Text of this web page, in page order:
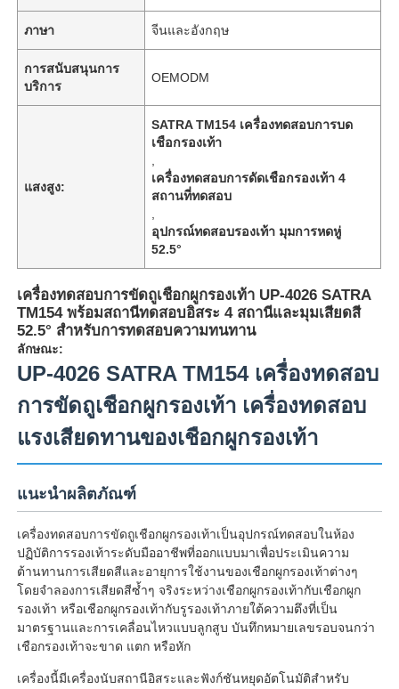
บ้าน
ผลิตภัณฑ์
เกี่ยวกับเรา
ภาษา จีนและอังกฤษ
การสนับสนุนการ
บริการ
OEMODM
แสงสูง:
SATRA TM154 เครื่องทดสอบการบด
เชือกรองเท้า
เครื่องทดสอบการดัดเชือกรองเท้า 4
สถานที่ทดสอบ
อุปกรณ์ทดสอบรองเท้า มุมการหดหู่
52.5°
เครื่องทดสอบการขัดถูเชือกผูกรองเท้า UP-4026 SATRA
TM154 พร้อมสถานีทดสอบอิสระ 4 สถานีและมุมเสียดสี
52.5° สำหรับการทดสอบความทนทาน
ลักษณะ:
UP-4026 SATRA TM154 เครื่องทดสอบ
การขัดถูเชือกผูกรองเท้า เครื่องทดสอบ
แรงเสียดทานของเชือกผูกรองเท้า
แนะนำผลิตภัณฑ์
เครื่องทดสอบการขัดถูเชือกผูกรองเท้าเป็นอุปกรณ์ทดสอบในห้อง
ปฏิบัติการรองเท้าระดับมืออาชีพที่ออกแบบมาเพื่อประเมินความ
ต้านทานการเสียดสีและอายุการใช้งานของเชือกผูกรองเท้าต่างๆ
โดยจำลองการเสียดสีซ้ำๆ จริงระหว่างเชือกผูกรองเท้ากับเชือกผูก
รองเท้า หรือเชือกผูกรองเท้ากับรูรองเท้าภายใต้ความตึงที่เป็น
มาตรฐานและการเคลื่อนไหวแบบลูกสูบ บันทึกหมายเลขรอบจนกว่า
เชือกรองเท้าจะขาด แตก หรือหัก
เครื่องนี้มีเครื่องนับสถานีอิสระและฟังก์ชันหยุดอัตโนมัติสำหรับ